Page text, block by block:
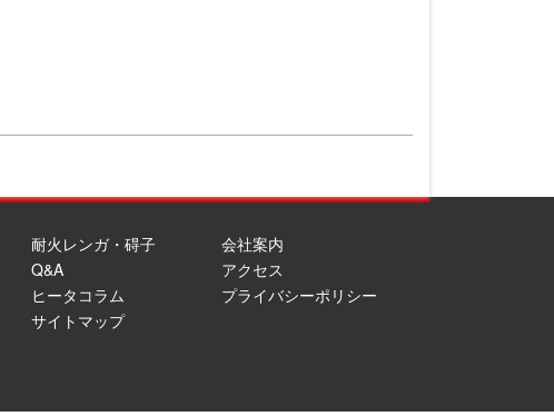
耐火レンガ・碍子
Q&A
ヒータコラム
サイトマップ
会社案内
アクセス
プライバシーポリシー